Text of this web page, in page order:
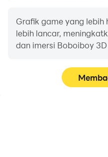
Grafik game yang lebih
lebih lancar,
dan imersi Boboiboy